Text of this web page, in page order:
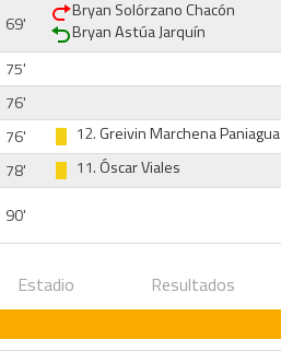
69'
Bryan Solórzano Chacón
Bryan Astúa Jarquín
75'
76'
76'
12.Greivin Marchena Paniagua
78'
11. Óscar Viales
90'
Estadio Resultados